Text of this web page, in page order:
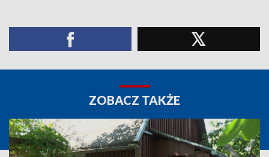
ZOBACZ TAKŻE